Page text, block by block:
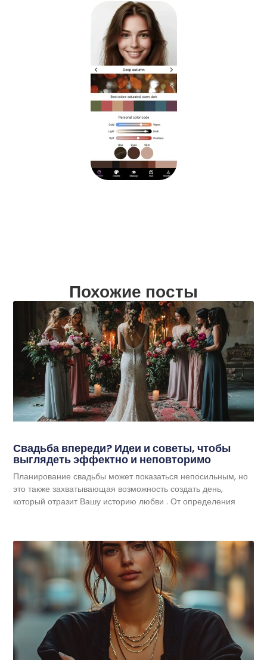
Похожие посты
Свадьба впереди? Идеи и советы, чтобы
выглядеть эффектно и неповторимо
Планирование свадьбы может показаться непосильным, но
это также захватывающая возможность создать день,
который отразит Вашу историю любви . От определения